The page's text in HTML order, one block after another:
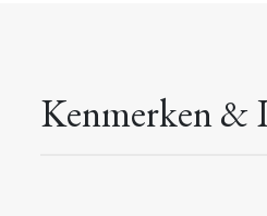
Kenmerken &